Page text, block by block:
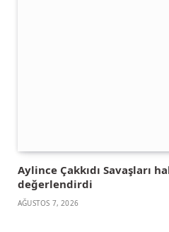
Aylince Çakkıdı Savaşları
değerlendirdi
AĞUSTOS 7, 2026